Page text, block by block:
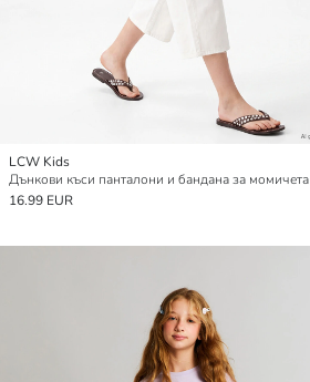
LCW Kids
Дънкови къси панталони и бандана за момичета
16.99 EUR